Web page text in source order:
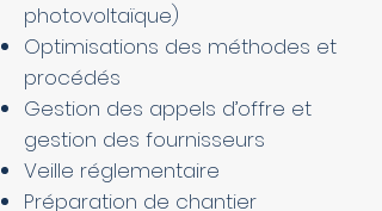
photovoltaïque)
Optimisations des méthodes et
procédés
Gestion des appels d’offre et
gestion des fournisseurs
Veille réglementaire
Préparation de chantier